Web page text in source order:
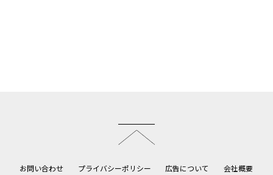
お問い合わせ プライバシーポリシー 広告について
会社概要